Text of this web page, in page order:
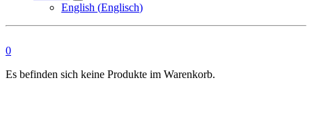
English (Englisch)
0
Es befinden sich keine Produkte im Warenkorb.